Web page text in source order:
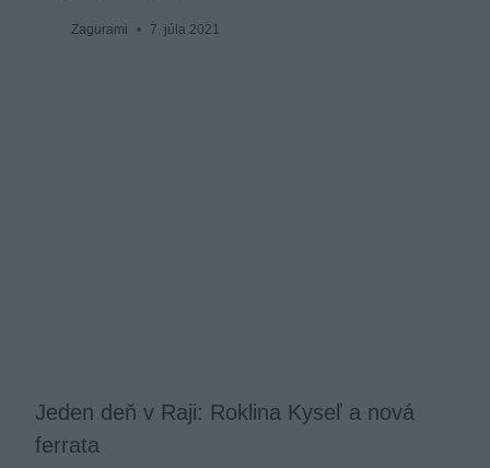
Zagurami 7. júla 2021
Jeden deň v Raji: Roklina Kyseľ a nová
ferrata